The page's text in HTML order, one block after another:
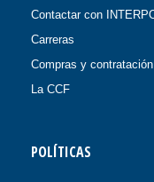
Contactar con
Carreras
Compras y contratación
La CCF
POLÍTICAS